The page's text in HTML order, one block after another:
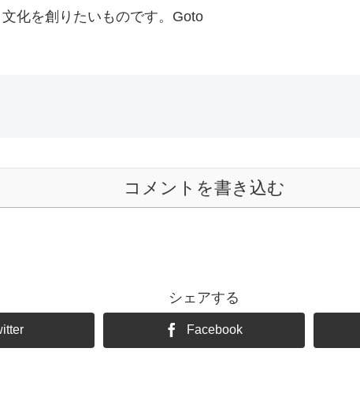
化を創りたいものです。Goto
コメントを書き込む
シェアする
Facebook